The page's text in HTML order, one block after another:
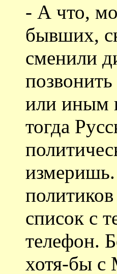
- А что,
бывших,
сменили
или иным
тогда
список с
телефон.
хотя-бы с